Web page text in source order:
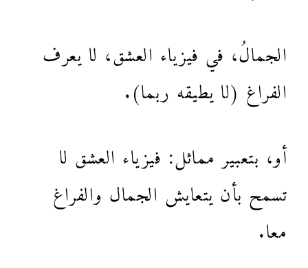
الجمالُ، في فيزياء العشق، لا يعرف
الفراغ (لا يطيقه ربما).
أو، بتعبير مماثل: فيزياء العشق لا
تسمح بأن يتعايش الجمال والفراغ
معا.